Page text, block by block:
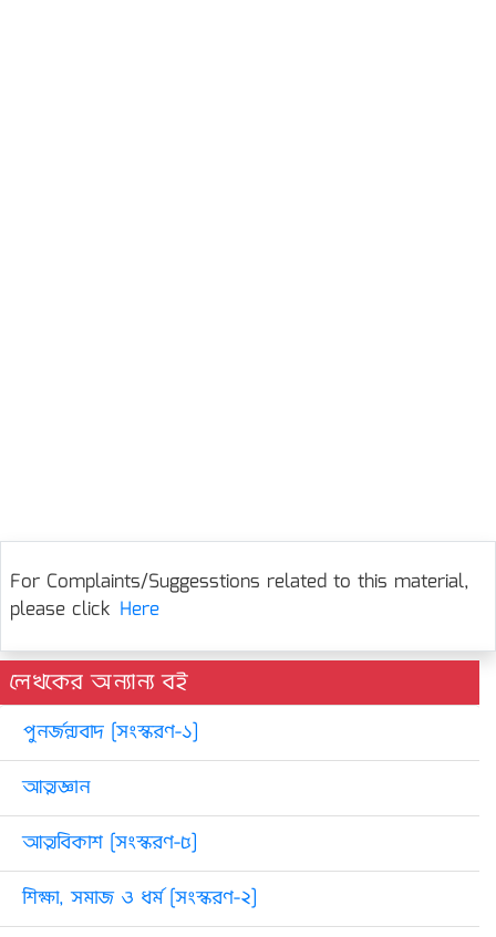
For Complaints/Suggesstions related to this material,
please click Here
লেখকের অন্যান্য বই
পুনর্জন্মবাদ [সংস্করণ-১]
আত্মজ্ঞান
আত্মবিকাশ [সংস্করণ-৫]
শিক্ষা, সমাজ ও ধর্ম [সংস্করণ-২]